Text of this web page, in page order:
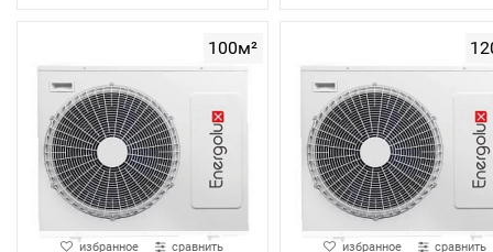
100м²
избранное сравнить избранное сравнить